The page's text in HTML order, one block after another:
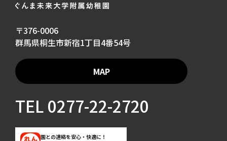
〒376-0006
群馬県桐生市新宿1丁目4番54号
MAP
TEL0277-22-2720
園との連絡を安心・快適に！